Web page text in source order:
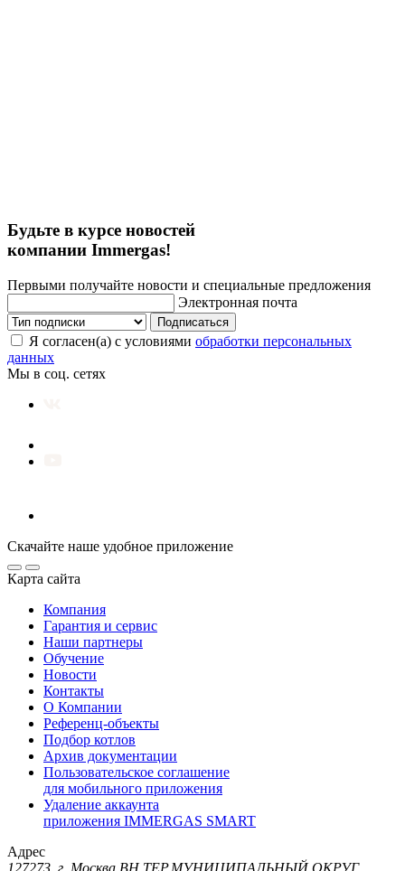
Будьте в курсе новостей
компании Immergas!
Первыми получайте новости и специальные предложения
Электронная почта
Подписаться
Я согласен(а) с условиями обработки персональных
данных
Мы в соц. сетях
Скачайте наше удобное приложение
Карта сайта
Компания
Гарантия и сервис
Наши партнеры
Обучение
Новости
Контакты
О Компании
Референц-объекты
Подбор котлов
Архив документации
Пользовательское соглашение
для мобильного приложения
Удаление аккаунта
приложения IMMERGAS SMART
Адрес
127273, г. Москва ВН.ТЕР.МУНИЦИПАЛЬНЫЙ ОКРУГ